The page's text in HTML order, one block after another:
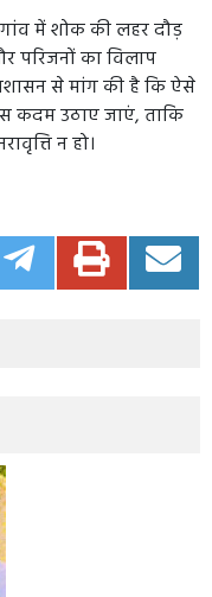
में शोक की लहर दौड़
परिजनों का विलाप
से मांग की है कि ऐसे
कदम उठाए जाएं, ताकि
न हो।